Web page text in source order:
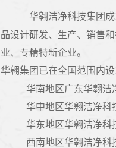
华翱洁净科技集团
品设计研发、生产、销售
业、专精特新企业。
华翱集团已在全国范围内
华南地区广东华翱洁
华中地区华翱洁净科
华东地区华翱洁净科
西南地区华翱洁净科